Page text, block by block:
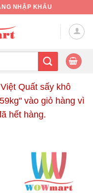
NHẬP KHẨU
Quất sấy khô
vào giỏ hàng vì
hết hàng.